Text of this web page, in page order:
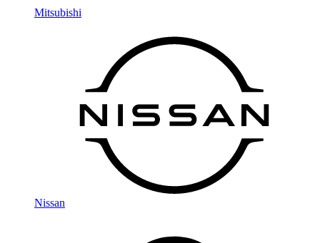
Mitsubishi
Nissan